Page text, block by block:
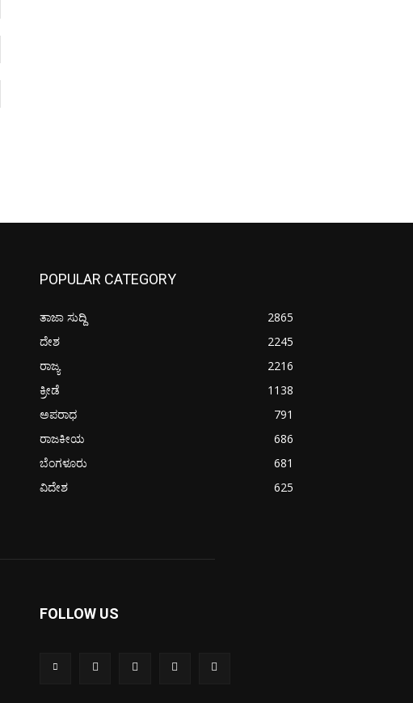
POPULAR CATEGORY
ತಾಜಾ ಸುದ್ದಿ
2865
ದೇಶ
2245
ರಾಜ್ಯ
2216
ಕ್ರೀಡೆ
1138
ಅಪರಾಧ
791
ರಾಜಕೀಯ
686
ಬೆಂಗಳೂರು
681
ವಿದೇಶ
625
FOLLOW US